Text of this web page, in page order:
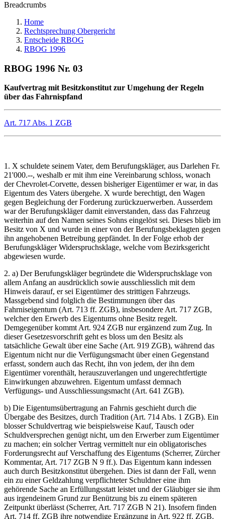
Breadcrumbs
Home
Rechtsprechung Obergericht
Entscheide RBOG
RBOG 1996
RBOG 1996 Nr. 03
Kaufvertrag mit Besitzkonstitut zur Umgehung der Regeln
über das Fahrnispfand
Art. 717 Abs. 1 ZGB
1. X schuldete seinem Vater, dem Berufungskläger, aus Darlehen Fr.
21'000.--, weshalb er mit ihm eine Vereinbarung schloss, wonach
der Chevrolet-Corvette, dessen bisheriger Eigentümer er war, in das
Eigentum des Vaters übergehe. X wurde berechtigt, den Wagen
gegen Begleichung der Forderung zurückzuerwerben. Ausserdem
war der Berufungskläger damit einverstanden, dass das Fahrzeug
weiterhin auf den Namen seines Sohns eingelöst sei. Dieses blieb im
Besitz von X und wurde in einer von der Berufungsbeklagten gegen
ihn angehobenen Betreibung gepfändet. In der Folge erhob der
Berufungskläger Widerspruchsklage, welche vom Bezirksgericht
abgewiesen wurde.
2. a) Der Berufungskläger begründete die Widerspruchsklage von
allem Anfang an ausdrücklich sowie ausschliesslich mit dem
Hinweis darauf, er sei Eigentümer des strittigen Fahrzeugs.
Massgebend sind folglich die Bestimmungen über das
Fahrniseigentum (Art. 713 ff. ZGB), insbesondere Art. 717 ZGB,
welcher den Erwerb des Eigentums ohne Besitz regelt.
Demgegenüber kommt Art. 924 ZGB nur ergänzend zum Zug. In
dieser Gesetzesvorschrift geht es bloss um den Besitz als
tatsächliche Gewalt über eine Sache (Art. 919 ZGB), während das
Eigentum nicht nur die Verfügungsmacht über einen Gegenstand
erfasst, sondern auch das Recht, ihn von jedem, der ihn dem
Eigentümer vorenthält, herauszuverlangen und ungerechtfertigte
Einwirkungen abzuwehren. Eigentum umfasst demnach
Verfügungs- und Ausschliessungsmacht (Art. 641 ZGB).
b) Die Eigentumsübertragung an Fahrnis geschieht durch die
Übergabe des Besitzes, durch Tradition (Art. 714 Abs. 1 ZGB). Ein
blosser Schuldvertrag wie beispielsweise Kauf, Tausch oder
Schuldversprechen genügt nicht, um den Erwerber zum Eigentümer
zu machen; ein solcher Vertrag vermittelt nur ein obligatorisches
Forderungsrecht auf Verschaffung des Eigentums (Scherrer, Zürcher
Kommentar, Art. 717 ZGB N 9 ff.). Das Eigentum kann indessen
auch durch Besitzkonstitut übergehen. Dies ist dann der Fall, wenn
ein zu einer Geldzahlung verpflichteter Schuldner eine ihm
gehörende Sache an Erfüllungsstatt leistet und der Gläubiger sie ihm
aus irgendeinem Grund zur Benützung bis zu einem späteren
Zeitpunkt überlässt (Scherrer, Art. 717 ZGB N 21). Insofern finden
Art. 714 ff. ZGB ihre notwendige Ergänzung in Art. 922 ff. ZGB.